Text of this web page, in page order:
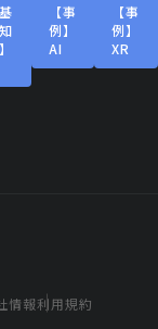
【事
例】
AI
【事
例】
XR
情報利用規約